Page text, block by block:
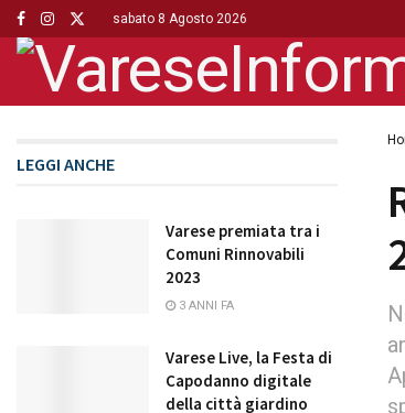
sabato 8 Agosto 2026
LEGGI ANCHE
Varese premiata tra i
Comuni Rinnovabili
2023
3 ANNI FA
Varese Live, la Festa di
Capodanno digitale
della città giardino